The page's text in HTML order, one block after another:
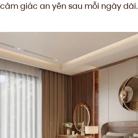
cảm giác an yên sau mỗi ngày dài.